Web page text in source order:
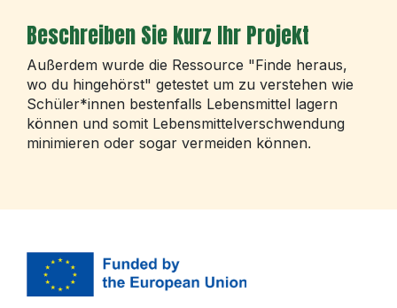
Beschreiben Sie kurz Ihr Projekt
Außerdem wurde die Ressource "Finde heraus,
wo du hingehörst" getestet um zu verstehen wie
Schüler*innen bestenfalls Lebensmittel lagern
können und somit Lebensmittelverschwendung
minimieren oder sogar vermeiden können.